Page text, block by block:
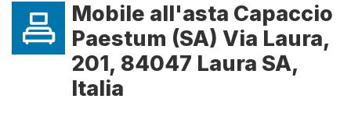
Mobile all'asta Capaccio
Paestum (SA) Via Laura,
201, 84047 Laura SA,
Italia